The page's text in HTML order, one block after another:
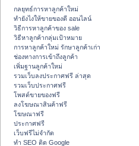
กลยุทธ์การหาลูกค้าใหม่
ทํายังไงให้ขายของดี ออนไลน์
วิธีการหาลูกค้าของ sale
วิธีหาลูกค้ากลุ่มเป้าหมาย
การหาลูกค้าใหม่ รักษาลูกค้าเก่า
ช่องทางการเข้าถึงลูกค้า
เพิ่มฐานลูกค้าใหม่
รวมเว็บลงประกาศฟรี ล่าสุด
รวมเว็บประกาศฟรี
โพสต์ขายของฟรี
ลงโฆษณาสินค้าฟรี
โฆษณาฟรี
ประกาศฟรี
เว็บฟรีไม่จำกัด
ทำ SEO ติด Google